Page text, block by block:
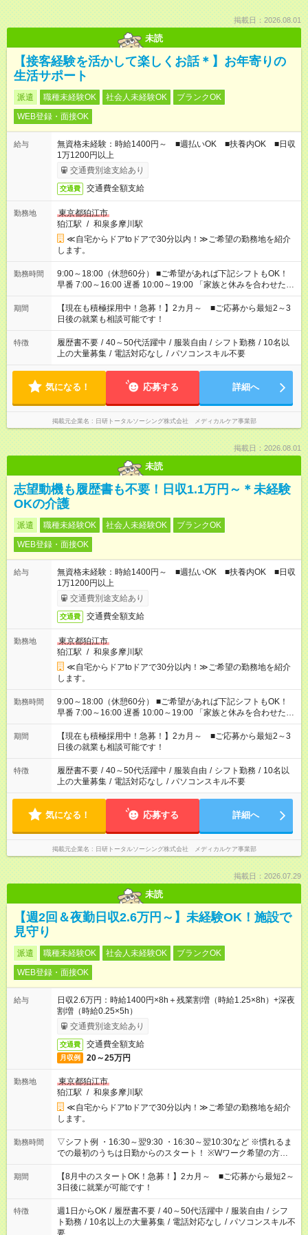
掲載日：2026.08.01
未読
【接客経験を活かして楽しくお話＊】お年寄りの
生活サポート
派遣 職種未経験OK 社会人未経験OK
ブランクOK
WEB登録・面接OK
給与
無資格未経験：時給1400円～ ■週払いOK ■扶養内OK ■日収
1万1200円以上
交通費別途支給あり
交通費 交通費全額支給
勤務地
東京都狛江市
狛江駅 / 和泉多摩川駅
≪自宅からドアtoドアで30分以内！≫ご希望の勤務地を紹介
します。
勤務時間
9:00～18:00（休憩60分） ■ご希望があれば下記シフトもOK！
早番 7:00～16:00 遅番 10:00～19:00 「家族と休みを合わせた
い」 「余裕を持って夕飯の準備がしたい」 「できれば残業はし
たくない」 など、ご希望を教えてくださいね。 ※Wワーク希望
の方へ 今ご覧のお仕事で希望する勤務時間と、もう1つのお仕事
の勤務時間。 合計で週40時間を超える場合は応募できません。
期間
【現在も積極採用中！急募！】2カ月～ ■ご応募から最短2～3
日後の就業も相談可能です！
特徴 履歴書不要 / 40～50代活躍中 / 服装自由 / シフト勤務 / 10名以
上の大量募集 / 電話対応なし / パソコンスキル不要
気になる！ 応募する 詳細へ
掲載元企業名 日研トータルソーシング株式会社 メディカルケア事業部
掲載日：2026.08.01
未読
志望動機も履歴書も不要！日収1.1万円～＊未経験
OKの介護
派遣 職種未経験OK 社会人未経験OK
ブランクOK
WEB登録・面接OK
給与
無資格未経験：時給1400円～ ■週払いOK ■扶養内OK ■日収
1万1200円以上
交通費別途支給あり
交通費 交通費全額支給
勤務地
東京都狛江市
狛江駅 / 和泉多摩川駅
≪自宅からドアtoドアで30分以内！≫ご希望の勤務地を紹介
します。
勤務時間
9:00～18:00（休憩60分） ■ご希望があれば下記シフトもOK！
早番 7:00～16:00 遅番 10:00～19:00 「家族と休みを合わせた
い」 「余裕を持って夕飯の準備がしたい」 「できれば残業はし
たくない」 など、ご希望を教えてくださいね。 ※Wワーク希望
の方へ 今ご覧のお仕事で希望する勤務時間と、もう1つのお仕事
の勤務時間。 合計で週40時間を超える場合は応募できません。
期間
【現在も積極採用中！急募！】2カ月～ ■ご応募から最短2～3
日後の就業も相談可能です！
特徴 履歴書不要 / 40～50代活躍中 / 服装自由 / シフト勤務 / 10名以
上の大量募集 / 電話対応なし / パソコンスキル不要
気になる！ 応募する 詳細へ
掲載元企業名 日研トータルソーシング株式会社 メディカルケア事業部
掲載日：2026.07.29
未読
【週2回＆夜勤日収2.6万円～】未経験OK！施設で
見守り
派遣 職種未経験OK 社会人未経験OK
ブランクOK
WEB登録・面接OK
給与
日収2.6万円：時給1400円×8h＋残業割増（時給1.25×8h）+深夜
割増（時給0.25×5h）
交通費別途支給あり
交通費 交通費全額支給
月収例 20～25万円
勤務地
東京都狛江市
狛江駅 / 和泉多摩川駅
≪自宅からドアtoドアで30分以内！≫ご希望の勤務地を紹介
します。
勤務時間
▽シフト例 ・16:30～翌9:30 ・16:30～翌10:30など ※慣れるま
での最初のうちは日勤からのスタート！ ※Wワーク希望の方へ
今ご覧のお仕事で希望する勤務時間と、もう1つのお仕事の勤務
時間。 合計で週40時間を超える場合は応募できません。
期間
【8月中のスタートOK！急募！】2カ月～ ■ご応募から最短2～
3日後に就業が可能です！
特徴 週1日からOK / 履歴書不要 / 40～50代活躍中 / 服装自由 / シフ
ト勤務 / 10名以上の大量募集 / 電話対応なし / パソコンスキル不
要